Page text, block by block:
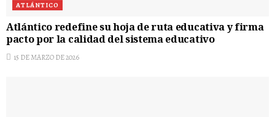
ATLÁNTICO
Atlántico redefine su hoja de ruta educativa y firma
pacto por la calidad del sistema educativo
15 DE MARZO DE 2026